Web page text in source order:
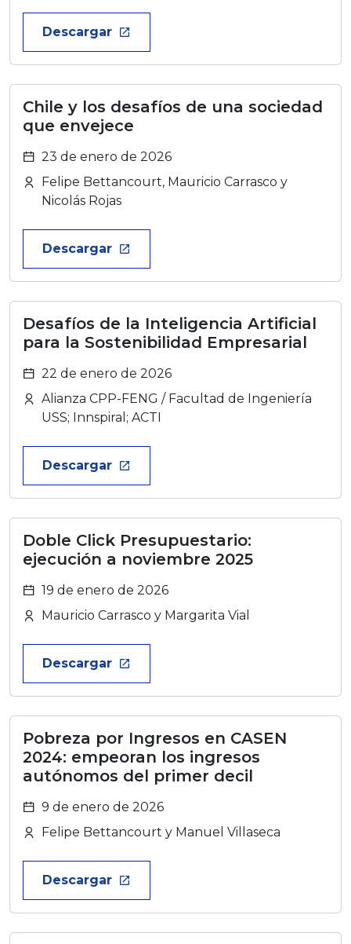
Descargar launch
Chile y los desafíos de una sociedad
que envejece
23 de enero de 2026
Felipe Bettancourt, Mauricio Carrasco y
Nicolás Rojas
Descargar launch
Desafíos de la Inteligencia Artificial
para la Sostenibilidad Empresarial
22 de enero de 2026
Alianza CPP-FENG / Facultad de Ingeniería
USS; Innspiral; ACTI
Descargar launch
Doble Click Presupuestario:
ejecución a noviembre 2025
19 de enero de 2026
Mauricio Carrasco y Margarita Vial
Descargar launch
Pobreza por Ingresos en CASEN
2024: empeoran los ingresos
autónomos del primer decil
9 de enero de 2026
Felipe Bettancourt y Manuel Villaseca
Descargar launch